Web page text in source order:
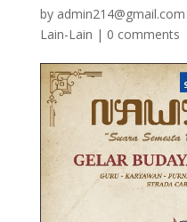
by admin214@gmail.com
Lain-Lain | 0 comments